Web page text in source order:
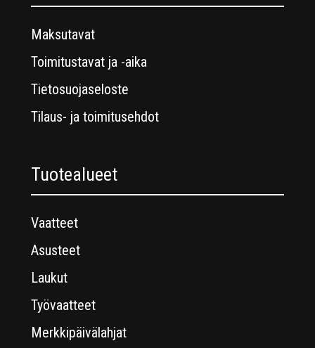
Maksutavat
Toimitustavat ja -aika
Tietosuojaseloste
Tilaus- ja toimitusehdot
Tuotealueet
Vaatteet
Asusteet
Laukut
Työvaatteet
Merkkipäivälahjat